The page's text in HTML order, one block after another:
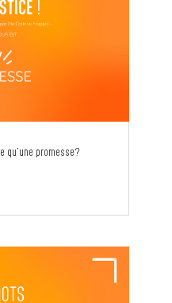
qu’une promesse?